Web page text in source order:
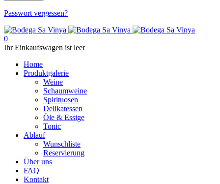
Passwort vergessen?
0
Ihr Einkaufswagen ist leer
Home
Produktgalerie
Weine
Schaumweine
Spirituosen
Delikatessen
Öle & Essige
Tonic
Ablauf
Wunschliste
Reservierung
Über uns
FAQ
Kontakt